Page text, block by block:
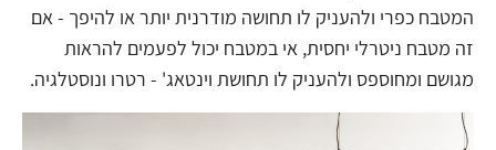
המטבח כפרי ולהעניק לו תחושה מודרנית יותר או להיפך - אם
זה מטבח ניטרלי יחסית, אי במטבח יכול לפעמים להראות
מגושם ומחוספס ולהעניק לו תחושת וינטאג' - רטרו ונוסטלגיה.